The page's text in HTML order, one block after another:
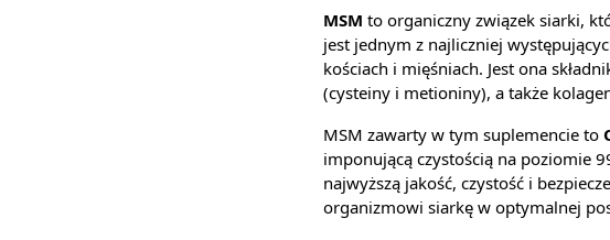
MSM to organiczny związek siarki,
jest jednym z najliczniej
kościach i mięśniach. Jest ona
(cysteiny i metioniny), a także
MSM zawarty w tym suplemencie to
imponującą czystością na poziomie
najwyższą jakość, czystość i
organizmowi siarkę w optymalnej